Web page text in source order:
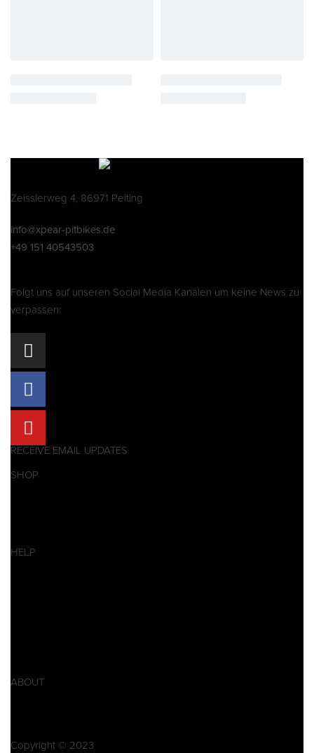
Zeisslerweg 4, 86971 Peiting
info@xpear-pitbikes.de
+49 151 40543503
Folgt uns auf unseren Social Media Kanälen um keine News zu
verpassen:
RECEIVE EMAIL UPDATES
SHOP
HELP
ABOUT
Copyright © 2023